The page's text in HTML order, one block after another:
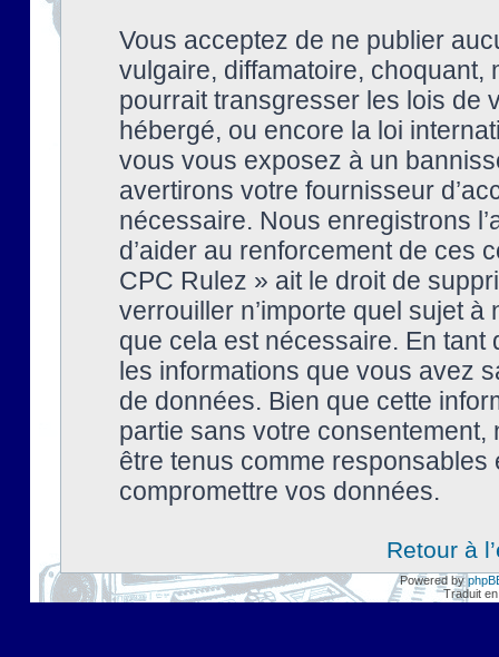
Vous acceptez de ne publier
vulgaire, diffamatoire, choquant,
pourrait transgresser les lois de
hébergé, ou encore la loi
vous vous exposez à un
avertirons votre fournisseur
nécessaire. Nous enregistrons
d’aider au renforcement de ces
CPC Rulez » ait le droit de
verrouiller n’importe quel sujet à
que cela est nécessaire. En tant
les informations que vous avez
de données. Bien que cette
partie sans votre
être tenus comme
compromettre vos données.
Retour à
Powered by
Traduit